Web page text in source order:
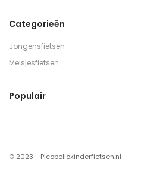
Categorieën
Jongensfietsen
Meisjesfietsen
Populair
© 2023 - Picobellokinderfietsen.nl